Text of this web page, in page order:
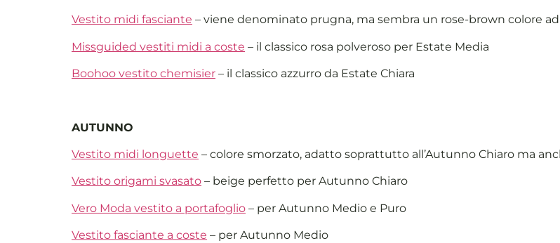
Vestito midi fasciante – viene denominato prugna, ma sembra un rose-brown colore
Missguided vestiti midi a coste – il classico rosa polveroso per Estate Media
Boohoo vestito chemisier – il classico azzurro da Estate Chiara
AUTUNNO
Vestito midi longuette – colore smorzato, adatto soprattutto all’Autunno Chiaro ma
Vestito origami svasato – beige perfetto per Autunno Chiaro
Vero Moda vestito a portafoglio – per Autunno Medio e Puro
Vestito fasciante a coste – per Autunno Medio